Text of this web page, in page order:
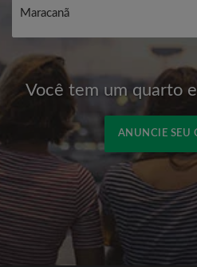
Você tem um quarto
ANUNCIE SEU
Cadastrar-se com
Jamais publicaremos na
sua